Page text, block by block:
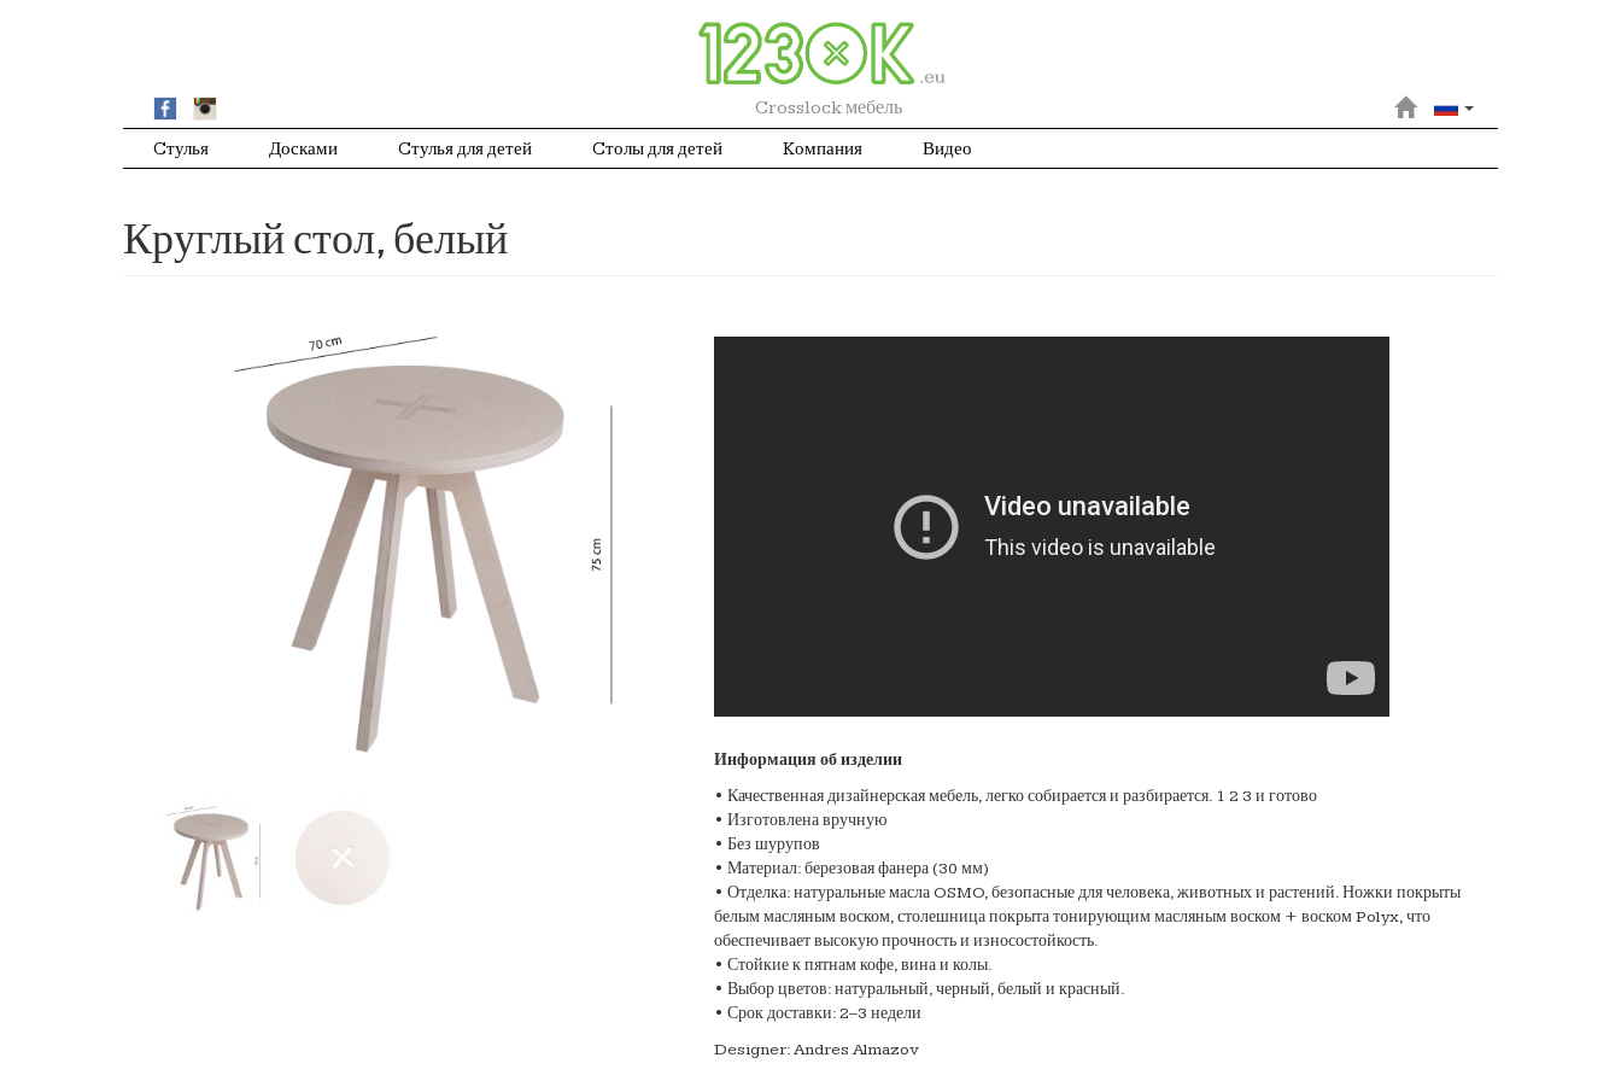
Crosslock мебель
Cтулья Досками Cтулья для детей Cтолы для детей Kомпания Видео
Круглый стол, белый
Информация об изделии
• Качественная дизайнерская мебель, легко собирается и разбирается. 1 2 3 и готово
• Изготовлена вручную
• Без шурупов
• Материал: березовая фанера (30 мм)
• Отделка: натуральные масла OSMO, безопасные для человека, животных и растений. Ножки покрыты
белым масляным воском, столешница покрыта тонирующим масляным воском + воском Polyx, что
обеспечивает высокую прочность и износостойкость.
• Стойкие к пятнам кофе, вина и колы.
• Выбор цветов: натуральный, черный, белый и красный.
• Срок доставки: 2–3 недели
Designer: Andres Almazov